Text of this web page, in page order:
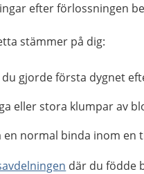
efter förlossningen
stämmer på dig:
gjorde första dygnet
eller stora klumpar av
normal binda inom en
där du födde